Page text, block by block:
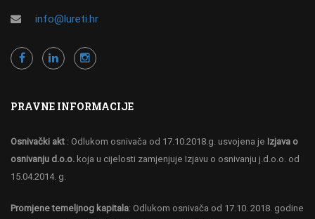
info@lureti.hr
PRAVNE INFORMACIJE
Osnivački akt : Odlukom osnivača od 17.10.2018.g. usvojena je Izjava o
osnivanju d.o.o. koja u cijelosti zamjenjuje Izjavu o osnivanju j.d.o.o. od
15.04.2014. g.
Promjene temeljnog kapitala: Odlukom osnivača od 17.10. 2018. godine